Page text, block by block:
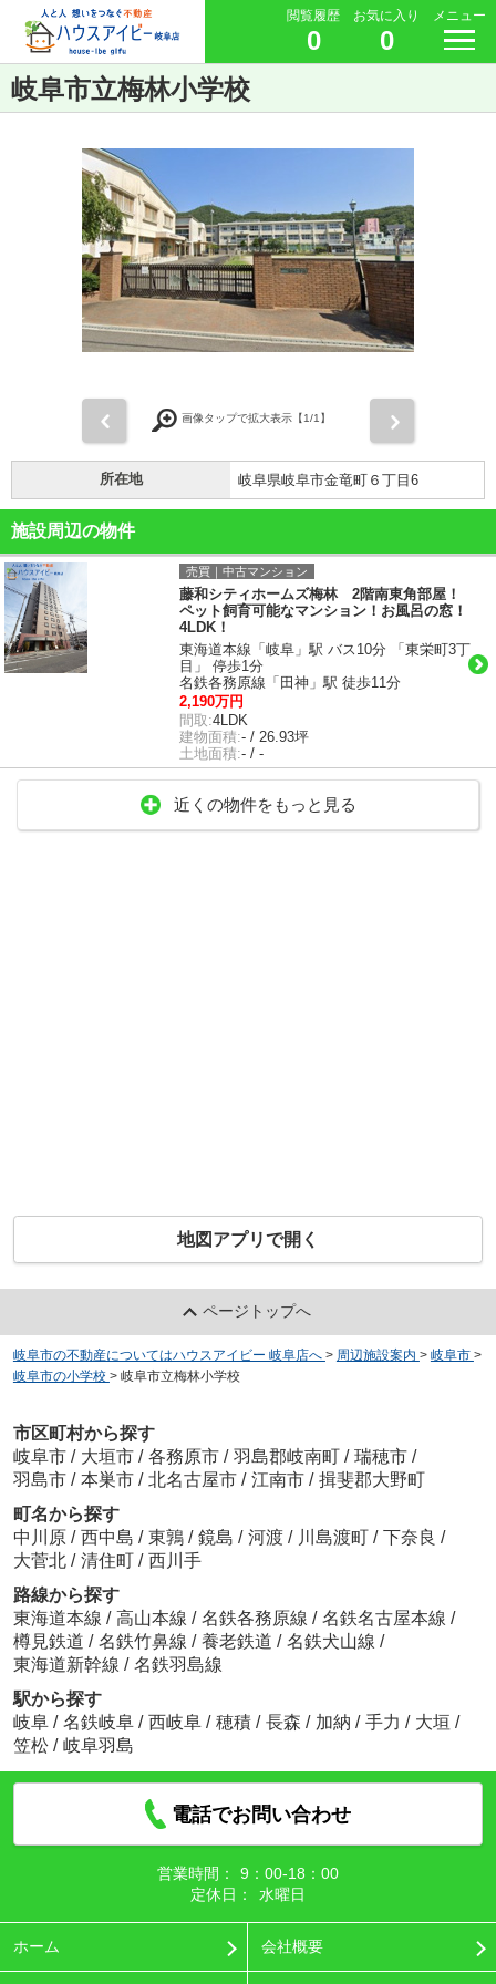
閲覧履歴
0
お気に入り
0
メニュー
岐阜市立梅林小学校
画像タップで拡大表示【1/1】
所在地 岐阜県岐阜市金竜町６丁目6
施設周辺の物件
売買｜中古マンション
藤和シティホームズ梅林 2階南東角部屋！
ペット飼育可能なマンション！お風呂の窓！
4LDK！
東海道本線「岐阜」駅 バス10分 「東栄町3丁
目」 停歩1分
名鉄各務原線「田神」駅 徒歩11分
2,190万円
間取:4LDK
建物面積:- / 26.93坪
土地面積:- / -
近くの物件をもっと見る
地図アプリで開く
ページトップへ
岐阜市の不動産についてはハウスアイビー 岐阜店へ > 周辺施設案内 > 岐阜市 >
岐阜市の小学校 > 岐阜市立梅林小学校
市区町村から探す
岐阜市 / 大垣市 / 各務原市 / 羽島郡岐南町 / 瑞穂市 /
羽島市 / 本巣市 / 北名古屋市 / 江南市 / 揖斐郡大野町
町名から探す
中川原 / 西中島 / 東鶉 / 鏡島 / 河渡 / 川島渡町 / 下奈良 /
大菅北 / 清住町 / 西川手
路線から探す
東海道本線 / 高山本線 / 名鉄各務原線 / 名鉄名古屋本線 /
樽見鉄道 / 名鉄竹鼻線 / 養老鉄道 / 名鉄犬山線 /
東海道新幹線 / 名鉄羽島線
駅から探す
岐阜 / 名鉄岐阜 / 西岐阜 / 穂積 / 長森 / 加納 / 手力 / 大垣 /
笠松 / 岐阜羽島
電話でお問い合わせ
営業時間：
9：00‐18：00
定休日：
水曜日
ホーム 会社概要